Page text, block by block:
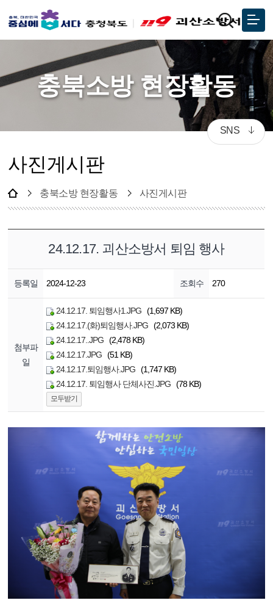
충북소방 현장활동
사진게시판
충북소방 현장활동 사진게시판
SNS
24.12.17. 괴산소방서 퇴임 행사
등록일 2024-12-23 조회수 270
첨부파
일
24.12.17. 퇴임행사1.JPG (1,697 KB)
24.12.17.(화)퇴임행사.JPG (2,073 KB)
24.12.17..JPG (2,478 KB)
24.12.17.JPG (51 KB)
24.12.17.퇴임행사.JPG (1,747 KB)
24.12.17. 퇴임행사 단체사진.JPG (78 KB)
모두받기